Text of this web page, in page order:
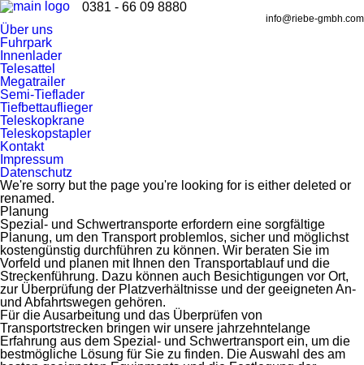
0381 - 66 09 8880
info@riebe-gmbh.com
Über uns
Fuhrpark
Innenlader
Telesattel
Megatrailer
Semi-Tieflader
Tiefbettauflieger
Teleskopkrane
Teleskopstapler
Kontakt
Impressum
Datenschutz
We're sorry but the page you're looking for is either deleted or
renamed.
Planung
Spezial- und Schwertransporte erfordern eine sorgfältige
Planung, um den Transport problemlos, sicher und möglichst
kostengünstig durchführen zu können. Wir beraten Sie im
Vorfeld und planen mit Ihnen den Transportablauf und die
Streckenführung. Dazu können auch Besichtigungen vor Ort,
zur Überprüfung der Platzverhältnisse und der geeigneten An-
und Abfahrtswegen gehören.
Für die Ausarbeitung und das Überprüfen von
Transportstrecken bringen wir unsere jahrzehntelange
Erfahrung aus dem Spezial- und Schwertransport ein, um die
bestmögliche Lösung für Sie zu finden. Die Auswahl des am